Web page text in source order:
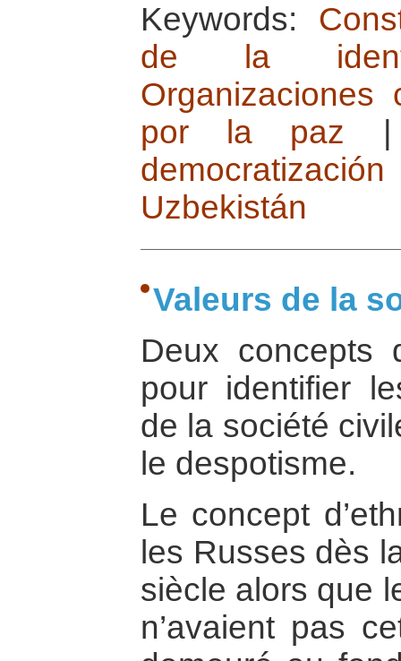
Keywords:
de la
Organizaciones
por la paz
Uzbekistán
Valeurs de la
Deux concepts
pour identifier
de la société
le despotisme.
Le concept
les Russes dès
siècle alors que
n’avaient pas